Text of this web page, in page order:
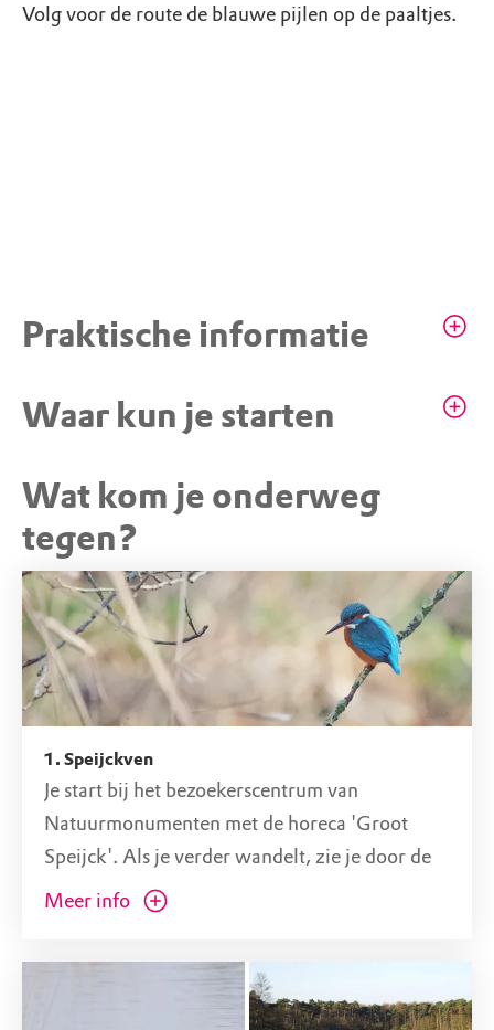
Volg voor de route de blauwe pijlen op de paaltjes.
Praktische informatie
Honden mogen mee mits aangelijnd, op de
Waar kun je starten
STARTPUNT
Bossen en Vennen
Van Tienhovenlaan 4, 5062 SK Oisterwijk (NB)
Wat kom je onderweg
tegen?
1. Speijckven
Je start bij het bezoekerscentrum van
Natuurmonumenten met de horeca 'Groot
Speijck'. Als je verder wandelt, zie je door de
bomen het Speijckven liggen. Dit ven is niet
zou hier zomaar een ijsvogel op één van de
laaghangende takken kunnen zien zitten!
Meer info